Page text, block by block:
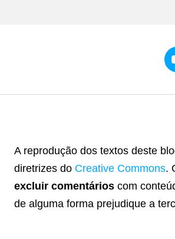
A reprodução dos textos deste
diretrizes do Creative Commons.
excluir comentários com
de alguma forma prejudique a